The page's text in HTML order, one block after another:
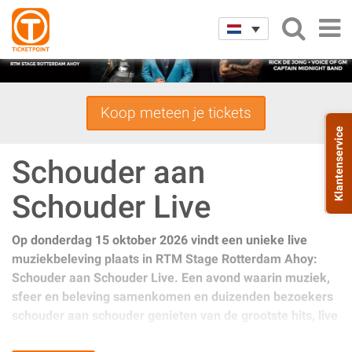
Koop meteen je tickets
Schouder aan
Schouder Live
Op donderdag 15 oktober 2026 vindt een unieke live
muziekbeleving plaats in RTM Stage Rotterdam Ahoy:
Schouder aan Schouder Live. Een avond waarin muziek,
sfeer en beleving samenkomen en duizenden bezoekers
schouder aan schouder genieten van de grootste hits, live
Klantenservice